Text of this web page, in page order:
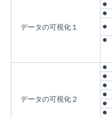
データの可視化１
データの可視化２